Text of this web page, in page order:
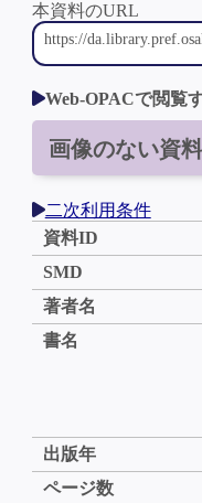
本資料のURL
Web-OPACで閲覧
画像のない資料
二次利用条件
資料ID
SMD
著者名
書名
出版年
ページ数